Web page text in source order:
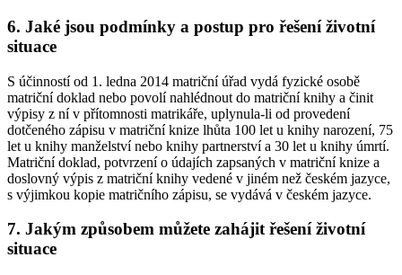
6. Jaké jsou podmínky a postup pro řešení životní
situace
S účinností od 1. ledna 2014 matriční úřad vydá fyzické osobě
matriční doklad nebo povolí nahlédnout do matriční knihy a činit
výpisy z ní v přítomnosti matrikáře, uplynula-li od provedení
dotčeného zápisu v matriční knize lhůta 100 let u knihy narození, 75
let u knihy manželství nebo knihy partnerství a 30 let u knihy úmrtí.
Matriční doklad, potvrzení o údajích zapsaných v matriční knize a
doslovný výpis z matriční knihy vedené v jiném než českém jazyce,
s výjimkou kopie matričního zápisu, se vydává v českém jazyce.
7. Jakým způsobem můžete zahájit řešení životní
situace